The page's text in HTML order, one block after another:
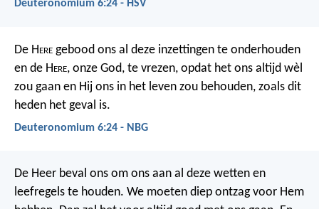
Deuteronomium 6:24 - HSV
De Here gebood ons al deze inzettingen te onderhouden
en de Here, onze God, te vrezen, opdat het ons altijd wèl
zou gaan en Hij ons in het leven zou behouden, zoals dit
heden het geval is.
Deuteronomium 6:24 - NBG
De Heer beval ons om ons aan al deze wetten en
leefregels te houden. We moeten diep ontzag voor Hem